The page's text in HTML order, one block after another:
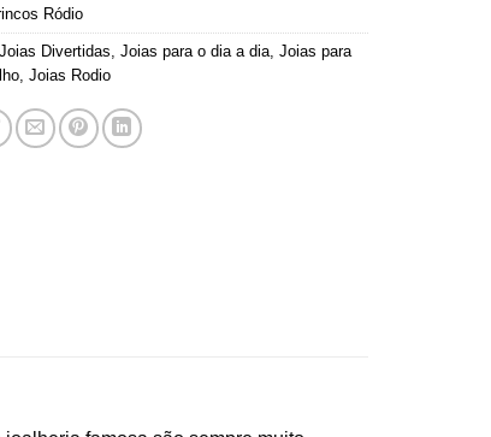
Ródio
Joias Divertidas Joias para o dia a dia, Joias para
, Joias Rodio